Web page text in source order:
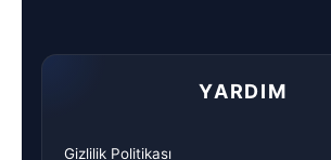
YARDIM
Gizlilik Politikası